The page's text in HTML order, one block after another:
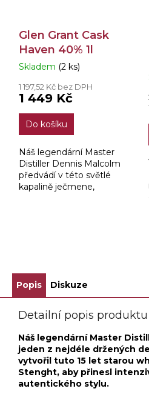
Glen Grant Cask
Haven 40% 1l
Průměrné
produktu
je
5,0
5
hvězdiček.
Skladem (2 ks)
1 197,52 Kč bez DPH
1 449 Kč
Do košíku
Náš legendární Master
Distiller Dennis Malcolm
předvádí v této světlé
kapalině ječmene,
Popis Diskuze
Detailní popis produktu
Náš legendární Master
jeden z nejdéle držených
vytvořil tuto 15 let starou
Stenght, aby přinesl
autentického stylu.